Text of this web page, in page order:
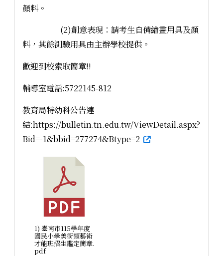
顏料。
(2)創意表現：請考生自備繪畫用具及顏
料，其餘測驗用具由主辦學校提供。
歡迎到校索取簡章!!
輔導室電話:5722145-812
教育局特幼科公告連
結:https://bulletin.tn.edu.tw/ViewDetail.aspx?
Bid=-1&bbid=277274&Btype=2
1) 臺南市115學年度
國民小學美術類藝術
才能班招生鑑定簡章.
pdf